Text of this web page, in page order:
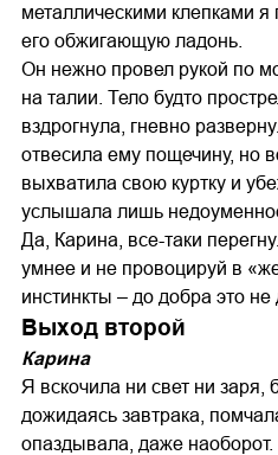
металлическими клепками я
его обжигающую ладонь.
Он нежно провел рукой по
на талии. Тело будто
вздрогнула, гневно
отвесила ему пощечину, но
выхватила свою куртку и
услышала лишь
Да, Карина, все-таки
умнее и не провоцируй в
инстинкты – до добра это не
Выход второй
Карина
Я вскочила ни свет ни заря,
дожидаясь завтрака,
опаздывала, даже